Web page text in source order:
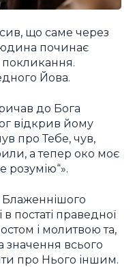
що саме через
починає
покликання.
Йова.
до Бога
відкрив йому
про Тебе, чув,
а тепер око моє
розумію“».
постаті праведної
і молитвою та,
значення всього
про Нього іншим.